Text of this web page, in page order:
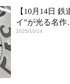
【10月14日
イ”が光る名作
2025/10/14